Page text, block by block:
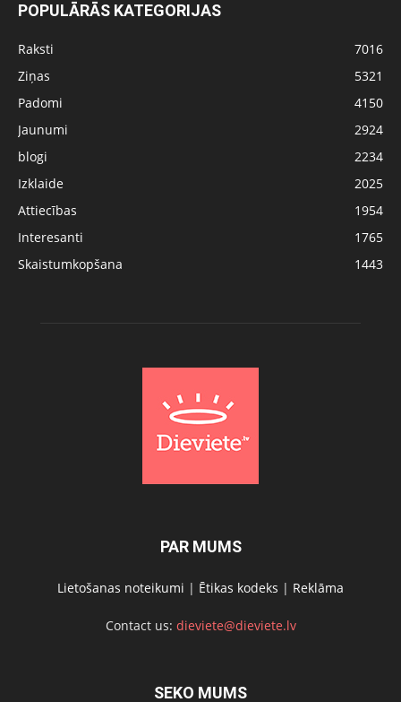
POPULĀRĀS KATEGORIJAS
Raksti
7016
Ziņas
5321
Padomi
4150
Jaunumi
2924
blogi
2234
Izklaide
2025
Attiecības
1954
Interesanti
1765
Skaistumkopšana
1443
PAR MUMS
Lietošanas noteikumi | Ētikas kodeks | Reklāma
Contact us: dieviete@dieviete.lv
SEKO MUMS